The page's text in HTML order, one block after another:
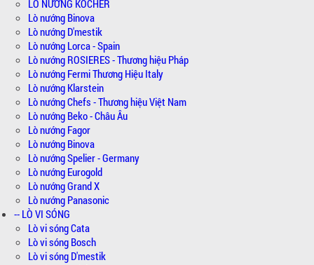
LÒ NƯỚNG KOCHER
Lò nướng Binova
Lò nướng D'mestik
Lò nướng Lorca - Spain
Lò nướng ROSIERES - Thương hiệu Pháp
Lò nướng Fermi Thương Hiệu Italy
Lò nướng Klarstein
Lò nướng Chefs - Thương hiệu Việt Nam
Lò nướng Beko - Châu Âu
Lò nướng Fagor
Lò nướng Binova
Lò nướng Spelier - Germany
Lò nướng Eurogold
Lò nướng Grand X
Lò nướng Panasonic
-- LÒ VI SÓNG
Lò vi sóng Cata
Lò vi sóng Bosch
Lò vi sóng D'mestik